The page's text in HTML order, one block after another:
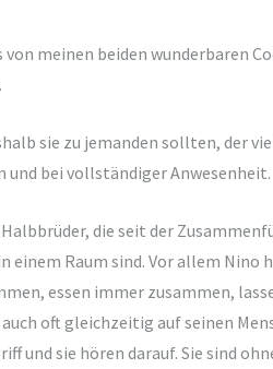
meinen beiden wunderbaren
sie zu jemanden sollten, der
und bei vollständiger Anwesenheit.
die seit der
Raum sind. Vor allem
essen immer zusammen,
oft gleichzeitig auf seinen
und sie hören darauf. Sie sind